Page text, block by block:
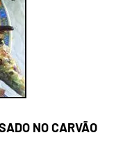
NO CARVÃO